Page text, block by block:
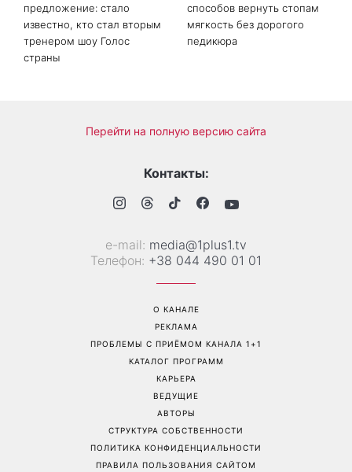
предложение: стало
известно, кто стал вторым
тренером шоу Голос
страны
способов вернуть стопам
мягкость без дорогого
педикюра
Перейти на полную версию сайта
Контакты:
е-mail: media@1plus1.tv
Телефон: +38 044 490 01 01
О КАНАЛЕ
РЕКЛАМА
ПРОБЛЕМЫ С ПРИЁМОМ КАНАЛА 1+1
КАТАЛОГ ПРОГРАММ
КАРЬЕРА
ВЕДУЩИЕ
АВТОРЫ
СТРУКТУРА СОБСТВЕННОСТИ
ПОЛИТИКА КОНФИДЕНЦИАЛЬНОСТИ
ПРАВИЛА ПОЛЬЗОВАНИЯ САЙТОМ